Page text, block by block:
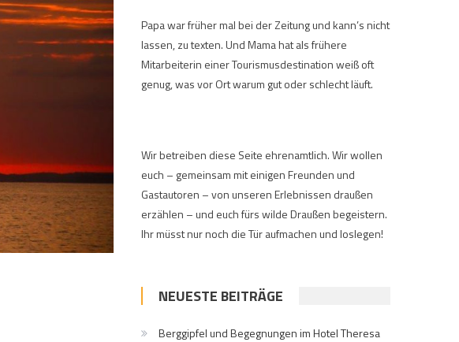
Papa war früher mal bei der Zeitung und kann’s nicht
lassen, zu texten. Und Mama hat als frühere
Mitarbeiterin einer Tourismusdestination weiß oft
genug, was vor Ort warum gut oder schlecht läuft.
Wir betreiben diese Seite ehrenamtlich. Wir wollen
euch – gemeinsam mit einigen Freunden und
Gastautoren – von unseren Erlebnissen draußen
erzählen – und euch fürs wilde Draußen begeistern.
Ihr müsst nur noch die Tür aufmachen und loslegen!
NEUESTE BEITRÄGE
Berggipfel und Begegnungen im Hotel Theresa